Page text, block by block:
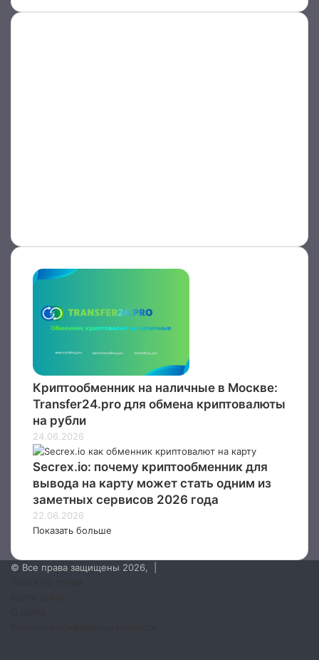
Криптообменник на наличные в Москве:
Transfer24.pro для обмена криптовалюты
на рубли
24.06.2026
Secrex.io: почему криптообменник для
вывода на карту может стать одним из
заметных сервисов 2026 года
22.06.2026
Показать больше
© Все права защищены 2026, |